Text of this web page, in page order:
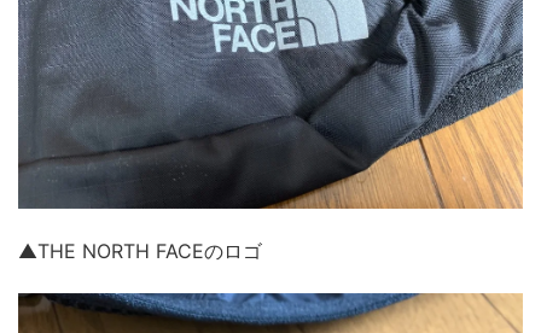
▲THE NORTH FACEのロゴ